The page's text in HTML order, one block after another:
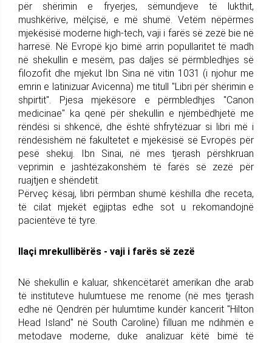
për shërimin e fryerjes, sëmundjeve të lukthit,
mushkërive, mëlçisë, e më shumë. Vetëm nëpërmes
mjekësisë moderne high-tech, vaji i farës së zezë bie në
harresë. Në Evropë kjo bimë arrin popullaritet të madh
në shekullin e mesëm, pas daljes së përmbledhjes së
filozofit dhe mjekut Ibn Sina në vitin 1031 (i njohur me
emrin e latinizuar Avicenna) me titull "Libri për shërimin e
shpirtit". Pjesa mjekësore e përmbledhjes "Canon
medicinae" ka qenë për shekullin e njëmbëdhjetë me
rëndësi si shkencë, dhe është shfrytëzuar si libri më i
rëndësishëm në fakultetet e mjekësisë së Evropës për
pesë shekuj. Ibn Sinai, në mes tjerash përshkruan
veprimin e jashtëzakonshëm të farës së zezë për
ruajtjen e shëndetit.
Përveç kësaj, libri përmban shumë këshilla dhe receta,
të cilat mjekët egjiptas edhe sot u rekomandojnë
pacientëve të tyre.
Ilaçi mrekullibërës - vaji i farës së zezë
Në shekullin e kaluar, shkencëtarët amerikan dhe arab
të instituteve hulumtuese me renome (në mes tjerash
edhe në Qendrën për hulumtime kundër kancerit "Hilton
Head Island" në South Caroline) filluan me ndihmën e
metodave moderne, duke analizuar këtë bimë të